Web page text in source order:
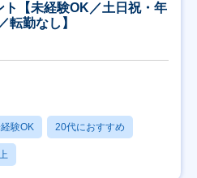
ト【未経験OK／土日祝・年
転勤なし】
験OK 20代におすすめ